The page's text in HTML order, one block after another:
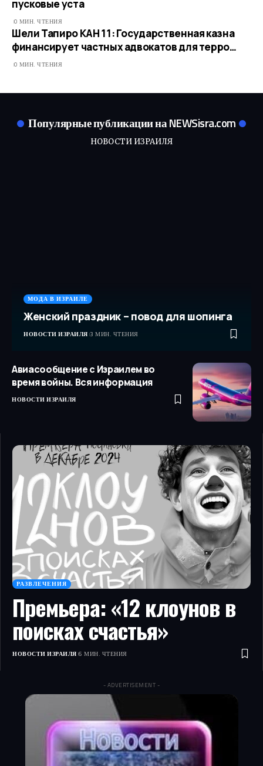
пусковые уста
0 МИН. ЧТЕНИЯ
Шели Тапиро КАН 11: Государственная казна
финансирует частных адвокатов для терро…​
0 МИН. ЧТЕНИЯ
Популярные публикации на NEWSisra.com
НОВОСТИ ИЗРАИЛЯ
МОДА В ИЗРАИЛЕ
Женский праздник – повод для шопинга
НОВОСТИ ИЗРАИЛЯ 3 МИН. ЧТЕНИЯ
Авиасообщение с Израилем во
время войны. Вся информация
НОВОСТИ ИЗРАИЛЯ
РАЗВЛЕЧЕНИЯ
Премьера: «12 клоунов в
поисках счастья»
НОВОСТИ ИЗРАИЛЯ 6 МИН. ЧТЕНИЯ
- ADVERTISEMENT -